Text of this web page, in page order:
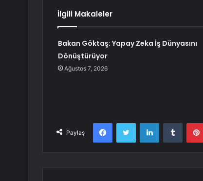
İlgili Makaleler
Bakan Göktaş: Yapay Zeka İş Dünyasını
Dönüştürüyor
Ağustos 7, 2026
Paylaş
FacebookTwitter LinkedInTumblr